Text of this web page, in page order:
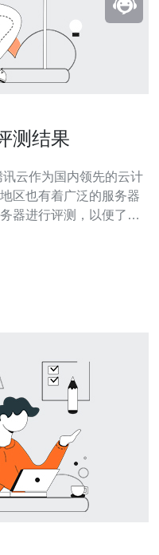
测结果
区也有着广泛的服务器
器进行评测，以便了解
结果的客观性和准确